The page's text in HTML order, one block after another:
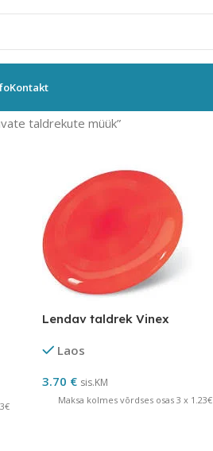
Kontakt
taldrekute müük”
Lendav taldrek Vinex
Laos
3.70 € sis.KM
Maksa kolmes võrdses osas 3 x 1.23€